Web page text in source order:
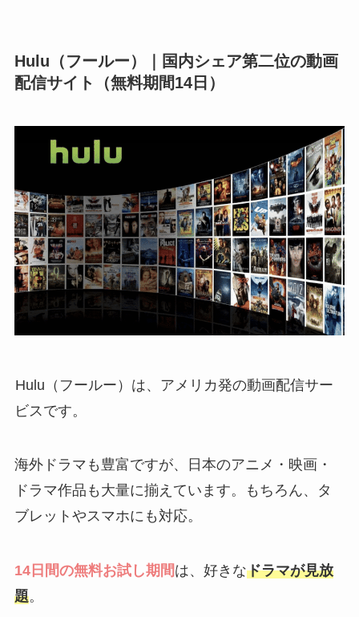
Hulu（フールー）｜国内シェア第二位の動画
配信サイト（無料期間14日）
Hulu（フールー）は、アメリカ発の動画配信サー
ビスです。
海外ドラマも豊富ですが、日本のアニメ・映画・
ドラマ作品も大量に揃えています。もちろん、タ
ブレットやスマホにも対応。
14日間の無料お試し期間は、好きなドラマが見放
題。